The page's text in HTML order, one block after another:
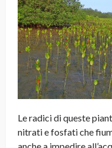
Le radici di queste
nitrati e fosfati che